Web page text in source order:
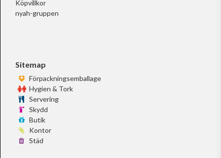
Köpvillkor
nyah-gruppen
Sitemap
Förpackningsemballage
Hygien & Tork
Servering
Skydd
Butik
Kontor
Städ